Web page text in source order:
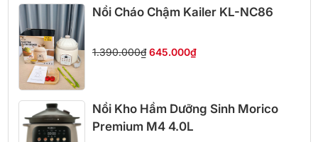
Nồi Cháo Chậm Kailer KL-NC86
1.390.000₫ 645.000₫
Nồi Kho Hầm Dưỡng Sinh Morico
Premium M4 4.0L